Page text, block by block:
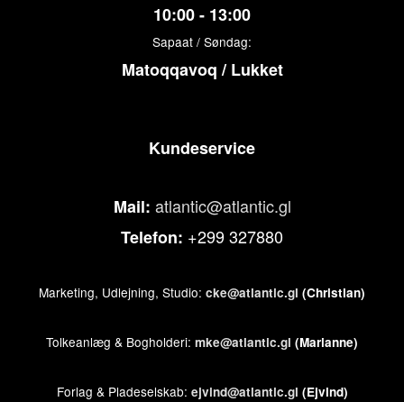
10:00 - 13:00
Sapaat / Søndag:
Matoqqavoq / Lukket
Kundeservice
Mail: atlantic@atlantic.gl
Telefon: +299 327880
Marketing, Udlejning, Studio: cke@atlantic.gl (Christian)
Tolkeanlæg & Bogholderi: mke@atlantic.gl (Marianne)
Forlag & Pladeselskab: ejvind@atlantic.gl (Ejvind)